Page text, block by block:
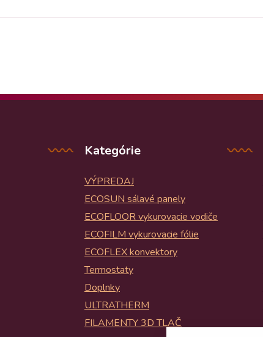
Kategórie
VÝPREDAJ
ECOSUN sálavé panely
ECOFLOOR vykurovacie vodiče
ECOFILM vykurovacie fólie
ECOFLEX konvektory
Termostaty
Doplnky
ULTRATHERM
FILAMENTY 3D TLAČ